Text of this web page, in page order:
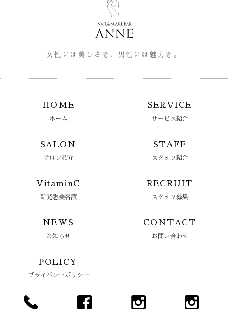
女性には美しさを、男性には魅力を。
HOME
ホーム
SERVICE
サービス紹介
SALON
サロン紹介
STAFF
スタッフ紹介
VitaminC
新発想美容液
RECRUIT
スタッフ募集
NEWS
お知らせ
CONTACT
お問い合わせ
POLICY
プライバシーポリシー